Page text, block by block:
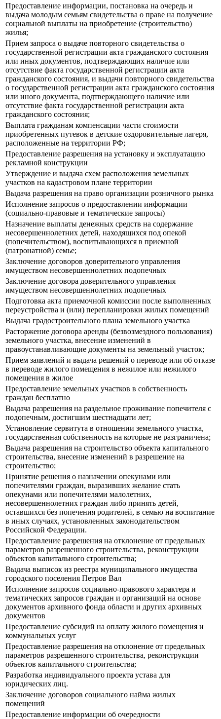
Предоставление информации, постановка на очередь и
выдача молодым семьям свидетельства о праве на получение
социальной выплаты на приобретение (строительство)
жилья;
Прием запроса о выдаче повторного свидетельства о
государственной регистрации акта гражданского состояния
или иных документов, подтверждающих наличие или
отсутствие факта государственной регистрации акта
гражданского состояния, и выдачи повторного свидетельства
о государственной регистрации акта гражданского состояния
или иного документа, подтверждающего наличие или
отсутствие факта государственной регистрации акта
гражданского состояния;
Выплата гражданам компенсации части стоимости
приобретенных путевок в детские оздоровительные лагеря,
расположенные на территории РФ;
Предоставление разрешения на установку и эксплуатацию
рекламной конструкции
Утверждение и выдача схем расположения земельных
участков на кадастровом плане территории
Выдача разрешения на право организации розничного рынка
Исполнение запросов о предоставлении информации
(социально-правовые и тематические запросы)
Назначение выплаты денежных средств на содержание
несовершеннолетних детей, находящихся под опекой
(попечительством), воспитывающихся в приемной
(патронатной) семье;
Заключение договоров доверительного управления
имуществом несовершеннолетних подопечных
Заключение договора доверительного управления
имуществом несовершеннолетних подопечных
Подготовка акта приемочной комиссии после выполненных
переустройства и (или) перепланировки жилых помещений
Выдача градостроительного плана земельного участка
Расторжение договора аренды (безвозмездного пользования)
земельного участка, внесение изменений в
правоустанавливающие документы на земельный участок;
Прием заявлений и выдача решений о переводе или об отказе
в переводе жилого помещения в нежилое или нежилого
помещения в жилое
Предоставление земельных участков в собственность
граждан бесплатно
Выдача разрешения на раздельное проживание попечителя с
подопечным, достигшим шестнадцати лет;
Установление сервитута в отношении земельного участка,
государственная собственность на которые не разграничена;
Выдача разрешения на строительство объекта капитального
строительства, внесение изменений в разрешение на
строительство;
Принятие решения о назначении опекунами или
попечителями граждан, выразивших желание стать
опекунами или попечителями малолетних,
несовершеннолетних граждан либо принять детей,
оставшихся без попечения родителей, в семью на воспитание
в иных случаях, установленных законодательством
Российской Федерации.
Предоставление разрешения на отклонение от предельных
параметров разрешенного строительства, реконструкции
объектов капитального строительства;
Выдача выписок из реестра муниципального имущества
городского поселения Петров Вал
Исполнение запросов социально-правового характера и
тематических запросов граждан и организаций на основе
документов архивного фонда области и других архивных
документов
Предоставление субсидий на оплату жилого помещения и
коммунальных услуг
Предоставление разрешения на отклонение от предельных
параметров разрешенного строительства, реконструкции
объектов капитального строительства;
Разработка индивидуального проекта устава для
юридических лиц.
Заключение договоров социального найма жилых
помещений
Предоставление информации об очередности